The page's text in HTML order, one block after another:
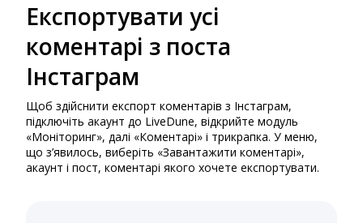
Експортувати усі
коментарі з поста
Інстаграм
Щоб здійснити експорт коментарів з Інстаграм,
підключіть акаунт до LiveDune, відкрийте модуль
«Моніторинг», далі «Коментарі» і трикрапка. У меню,
що з’явилось, виберіть «Завантажити коментарі»,
акаунт і пост, коментарі якого хочете експортувати.